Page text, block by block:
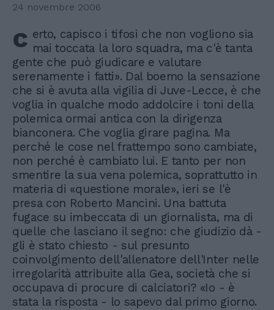
24 novembre 2006
c erto, capisco i tifosi che non vogliono sia
mai toccata la loro squadra, ma c'è tanta
gente che può giudicare e valutare
serenamente i fatti». Dal boemo la sensazione
che si è avuta alla vigilia di Juve-Lecce, è che
voglia in qualche modo addolcire i toni della
polemica ormai antica con la dirigenza
bianconera. Che voglia girare pagina. Ma
perché le cose nel frattempo sono cambiate,
non perché è cambiato lui. E tanto per non
smentire la sua vena polemica, soprattutto in
materia di «questione morale», ieri se l'è
presa con Roberto Mancini. Una battuta
fugace su imbeccata di un giornalista, ma di
quelle che lasciano il segno: che giudizio dà -
gli è stato chiesto - sul presunto
coinvolgimento dell'allenatore dell'Inter nelle
irregolarità attribuite alla Gea, società che si
occupava di procure di calciatori? «Io - è
stata la risposta - lo sapevo dal primo giorno.